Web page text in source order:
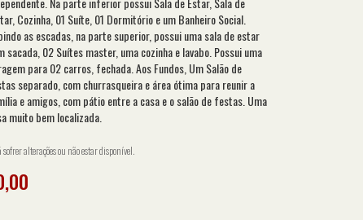
Cozinha, 01 Suíte, 01 Dormitório e um Banheiro Social.
as escadas, na parte superior, possui uma sala de estar
sacada, 02 Suítes master, uma cozinha e lavabo. Possui uma
para 02 carros, fechada. Aos Fundos, Um Salão de
separado, com churrasqueira e área ótima para reunir a
e amigos, com pátio entre a casa e o salão de festas. Uma
muito bem localizada.
alterações ou não estar disponível.